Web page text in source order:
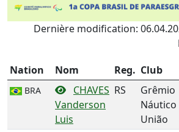
Dernière modification:
Nation
Nom Reg. Club
BRA
CHAVES
Vanderson
Luis
RS
Grêmio
Náutico
União